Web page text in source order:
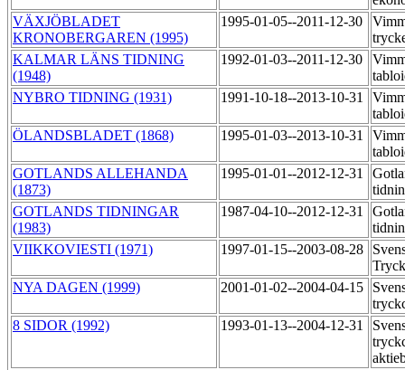
VÄXJÖBLADET
KRONOBERGAREN (1995)
1995-01-05--2011-12-30
KALMAR LÄNS TIDNING
(1948)
1992-01-03--2011-12-30
NYBRO TIDNING (1931)
1991-10-18--2013-10-31
ÖLANDSBLADET (1868)
1995-01-03--2013-10-31
GOTLANDS ALLEHANDA
(1873)
1995-01-01--2012-12-31
GOTLANDS TIDNINGAR
(1983)
1987-04-10--2012-12-31
VIIKKOVIESTI (1971)
1997-01-15--2003-08-28
NYA DAGEN (1999)
2001-01-02--2004-04-15
8 SIDOR (1992)
1993-01-13--2004-12-31